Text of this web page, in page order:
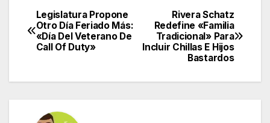
Navegación
de
Rivera Schatz
Redefine «Familia
Tradicional» Para
Incluir Chillas E Hijos
Bastardos
Legislatura Propone
Otro Día Feriado Más:
«Día Del Veterano De
Call Of Duty»